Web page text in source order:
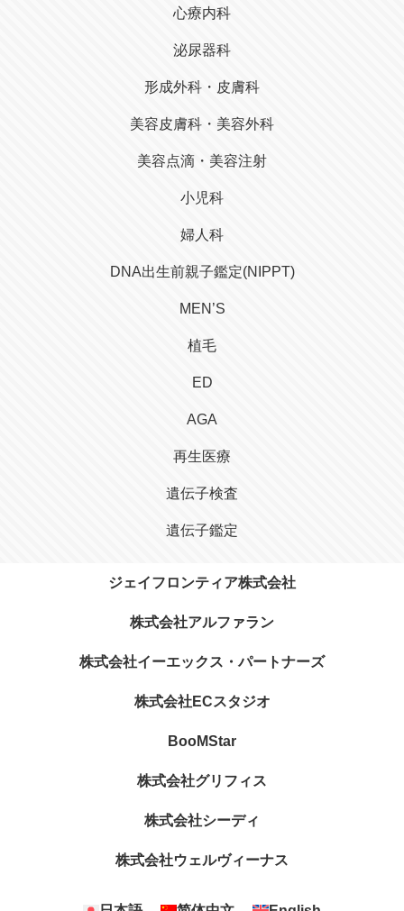
心療内科
泌尿器科
形成外科・皮膚科
美容皮膚科・美容外科
美容点滴・美容注射
小児科
婦人科
DNA出生前親子鑑定(NIPPT)
MEN’S
植毛
ED
AGA
再生医療
遺伝子検査
遺伝子鑑定
ジェイフロンティア株式会社
株式会社アルファラン
株式会社イーエックス・パートナーズ
株式会社ECスタジオ
BooMStar
株式会社グリフィス
株式会社シーディ
株式会社ウェルヴィーナス